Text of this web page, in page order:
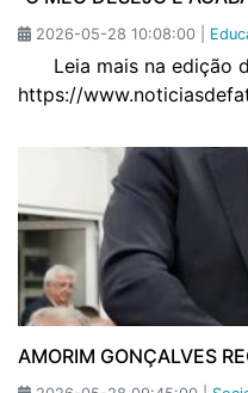
2026-05-28 10:08:00 |
Leia mais na edição
https://
AMORIM GONÇALVES